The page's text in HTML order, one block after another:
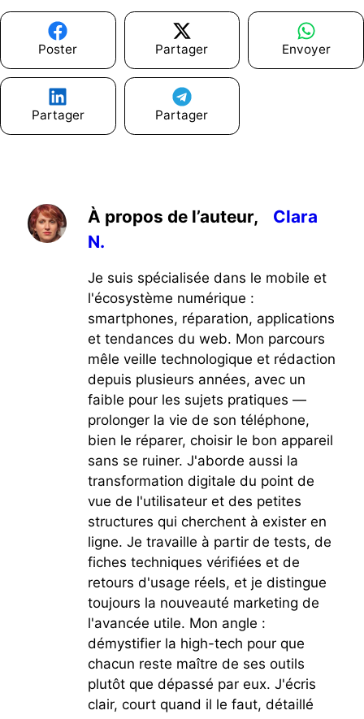
Poster Partager Envoyer
Partager Partager
À propos de l’auteur,
Clara
N.
Je suis spécialisée dans le mobile et
l'écosystème numérique :
smartphones, réparation, applications
et tendances du web. Mon parcours
mêle veille technologique et rédaction
depuis plusieurs années, avec un
faible pour les sujets pratiques —
prolonger la vie de son téléphone,
bien le réparer, choisir le bon appareil
sans se ruiner. J'aborde aussi la
transformation digitale du point de
vue de l'utilisateur et des petites
structures qui cherchent à exister en
ligne. Je travaille à partir de tests, de
fiches techniques vérifiées et de
retours d'usage réels, et je distingue
toujours la nouveauté marketing de
l'avancée utile. Mon angle :
démystifier la high-tech pour que
chacun reste maître de ses outils
plutôt que dépassé par eux. J'écris
clair, court quand il le faut, détaillé